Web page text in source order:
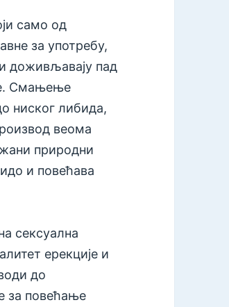
само од
за употребу,
доживљавају пад
Смањење
ниског либида,
веома
природни
и повећава
сексуална
ерекције и
до
за повећање